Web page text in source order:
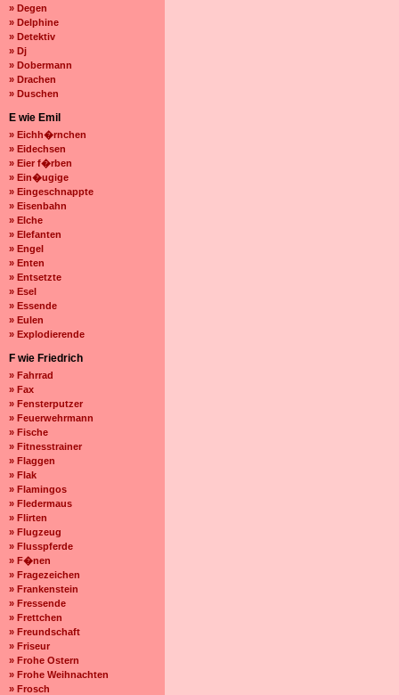
» Degen
» Delphine
» Detektiv
» Dj
» Dobermann
» Drachen
» Duschen
E wie Emil
» Eichh�rnchen
» Eidechsen
» Eier f�rben
» Ein�ugige
» Eingeschnappte
» Eisenbahn
» Elche
» Elefanten
» Engel
» Enten
» Entsetzte
» Esel
» Essende
» Eulen
» Explodierende
F wie Friedrich
» Fahrrad
» Fax
» Fensterputzer
» Feuerwehrmann
» Fische
» Fitnesstrainer
» Flaggen
» Flak
» Flamingos
» Fledermaus
» Flirten
» Flugzeug
» Flusspferde
» F�nen
» Fragezeichen
» Frankenstein
» Fressende
» Frettchen
» Freundschaft
» Friseur
» Frohe Ostern
» Frohe Weihnachten
» Frosch